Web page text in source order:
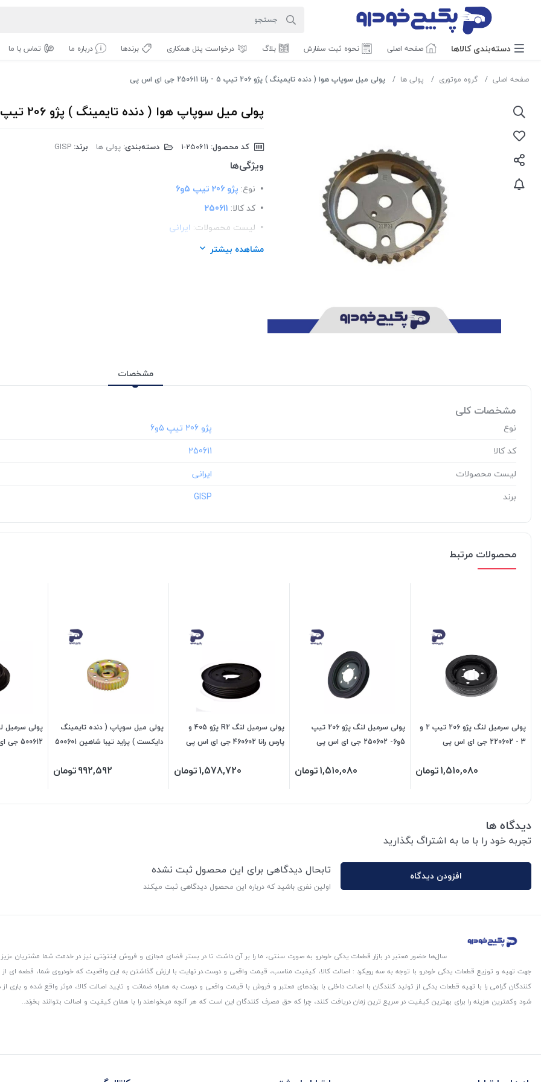
دسته‌بندی‌ کالاها صفحه اصلی نحوه ثبت سفارش بلاگ درخواست پنل همکاری برندها درباره ما تماس با ما
صفحه اصلی گروه موتوری پولی ها پولی میل سوپاپ هوا ( دنده تایمینگ ) پژو 206 تیپ 5 - رانا 250611 جی ای اس پی
پولی میل سوپاپ هوا ( دنده تایمینگ ) پژو 206 تیپ 5 - رانا 250611 جی ای اس پی
کد محصول: دسته‌بندی: پولی ها برند: GISP
ویژگی‌ها
نوع: پژو 206 تیپ 5و6
کد کالا: 250611
لیست محصولات: ایرانی
برند:GISP
مشاهده بیشتر
مشخصات
مشخصات کلی
نوع
کد کالا
‎250611
لیست محصولات
برند
‎GISP
محصولات مرتبط
پولی سرمیل لنگ پژو 206 تیپ 2 و
3 - 220602 جی ای اس پی
1,510,080تومان
پولی سرمیل لنگ پژو 206 تیپ
5و6- 250602 جی ای اس پی
1,510,080تومان
پولی سرمیل لنگ R2 پژو 405 و
پارس رانا 460602 جی ای اس پی
1,578,720تومان
پولی میل سوپاپ ( دنده تایمینگ
دایکست ) پراید تیبا شاهین 500601
992,592تومان
پولی سرمیل
500612 جی ای اس پی
دیدگاه ها
تجربه خود را با ما به اشتراگ بگذارید
افزودن دیدگاه تابحال دیدگاهی برای این محصول ثبت نشده
اولین نفری باشید که درباره این محصول دیدگاهی ثبت میکند
سال‌ها حضور معتبر در بازار قطعات یدکی خودرو به صورت سنتی، ما را بر آن داشت تا در بستر فضای مجازی و فروش اینترنتی نیز در خدمت شما مشتریان
جهت تهیه و توزیع قطعات یدکی خودرو با توجه به سه رویکرد : اصالت کالا، کیفیت مناسب، قیمت واقعی و درست.در نهایت با ارزش گذاشتن به این واقعیت که خودروی شما، قطعه ای
کنندگان گرامی را با تهیه قطعات یدکی از تولید کنندگان با اصالت داخلی با برندهای معتبر و فروش با قیمت واقعی و درست به همراه ضمانت و تایید اصالت کالا، موثر واقع شده و
شود و‌کمترین هزینه را برای بهترین کیفیت در سریع ترین زمان دریافت کنند، چرا که حق مصرف کنندگان این است که هر آنچه میخواهند را با همان کیفیت و اصالت بتوانند بخرند..